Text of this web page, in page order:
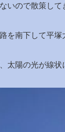
いので散策して
を南下して平
太陽の光が線状